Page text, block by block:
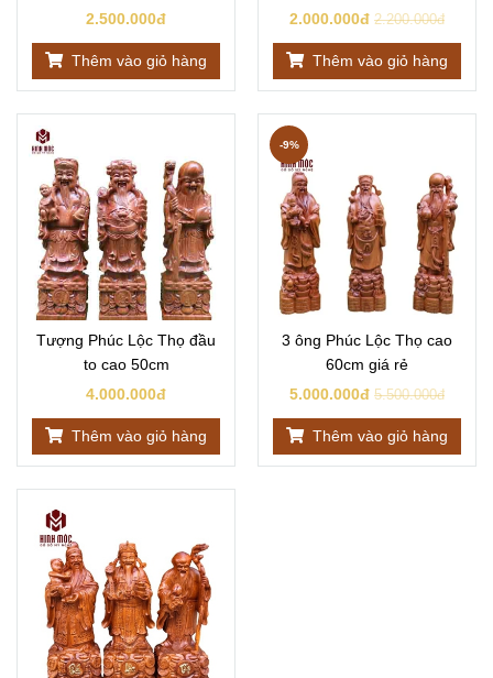
2.500.000đ
Thêm vào giỏ hàng
2.000.000đ 2.200.000đ
Thêm vào giỏ hàng
Tượng Phúc Lộc Thọ đầu
to cao 50cm
4.000.000đ
Thêm vào giỏ hàng
3 ông Phúc Lộc Thọ cao
60cm giá rẻ
5.000.000đ 5.500.000đ
-9%
Thêm vào giỏ hàng